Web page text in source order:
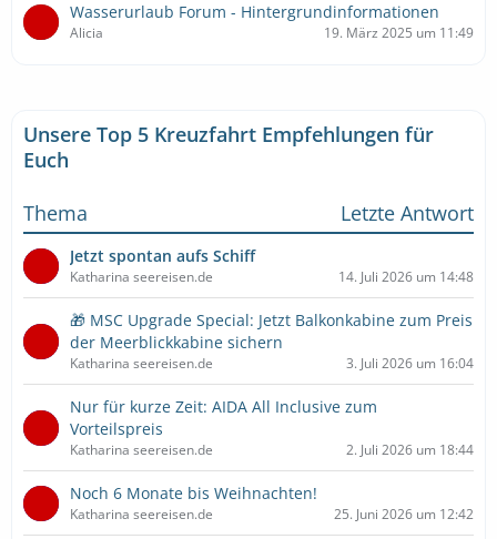
Wasserurlaub Forum - Hintergrundinformationen
Alicia 19. März 2025 um 11:49
Unsere Top 5 Kreuzfahrt Empfehlungen für
Euch
Thema
Letzte Antwort
Jetzt spontan aufs Schiff
Katharina seereisen.de 14. Juli 2026 um 14:48
🎁 MSC Upgrade Special: Jetzt Balkonkabine zum Preis
der Meerblickkabine sichern
Katharina seereisen.de 3. Juli 2026 um 16:04
Nur für kurze Zeit: AIDA All Inclusive zum
Vorteilspreis
Katharina seereisen.de 2. Juli 2026 um 18:44
Noch 6 Monate bis Weihnachten!
Katharina seereisen.de 25. Juni 2026 um 12:42